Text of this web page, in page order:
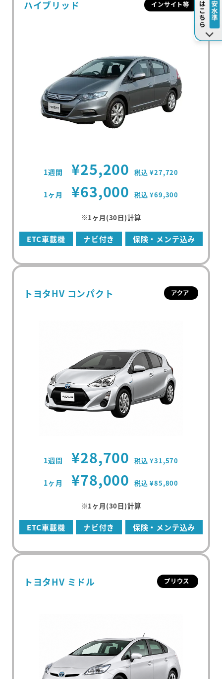
ハイブリッド インサイト等
1週間 ¥25,200 税込 ¥27,720
1ヶ月 ¥63,000 税込 ¥69,300
※1ヶ月(30日)計算
ETC車載機 ナビ付き 保険・メンテ込み
トヨタHV コンパクト アクア
1週間 ¥28,700 税込 ¥31,570
1ヶ月 ¥78,000 税込 ¥85,800
※1ヶ月(30日)計算
ETC車載機 ナビ付き 保険・メンテ込み
トヨタHV ミドル プリウス